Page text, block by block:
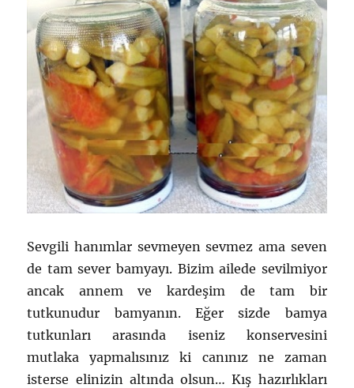
Sevgili hanımlar sevmeyen sevmez ama seven
de tam sever bamyayı. Bizim ailede sevilmiyor
ancak annem ve kardeşim de tam bir
tutkunudur bamyanın. Eğer sizde bamya
tutkunları arasında iseniz konservesini
mutlaka yapmalısınız ki canınız ne zaman
isterse elinizin altında olsun… Kış hazırlıkları